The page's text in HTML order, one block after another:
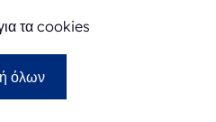
τα cookies
όλων